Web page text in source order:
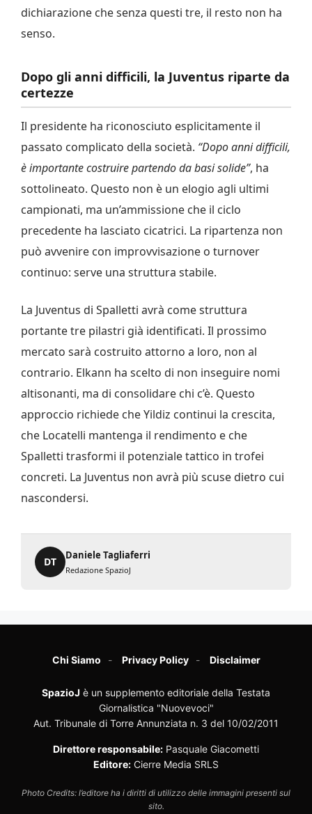
dichiarazione che senza questi tre, il resto non ha
senso.
Dopo gli anni difficili, la Juventus riparte da
certezze
Il presidente ha riconosciuto esplicitamente il
passato complicato della società. “Dopo anni difficili,
è importante costruire partendo da basi solide”, ha
sottolineato. Questo non è un elogio agli ultimi
campionati, ma un’ammissione che il ciclo
precedente ha lasciato cicatrici. La ripartenza non
può avvenire con improvvisazione o turnover
continuo: serve una struttura stabile.
La Juventus di Spalletti avrà come struttura
portante tre pilastri già identificati. Il prossimo
mercato sarà costruito attorno a loro, non al
contrario. Elkann ha scelto di non inseguire nomi
altisonanti, ma di consolidare chi c’è. Questo
approccio richiede che Yildiz continui la crescita,
che Locatelli mantenga il rendimento e che
Spalletti trasformi il potenziale tattico in trofei
concreti. La Juventus non avrà più scuse dietro cui
nascondersi.
DT
Daniele Tagliaferri
Redazione SpazioJ
Chi Siamo Privacy Policy Disclaimer
SpazioJ è un supplemento editoriale della Testata
Giornalistica "Nuovevoci"
Aut. Tribunale di Torre Annunziata n. 3 del 10/02/2011
Direttore responsabile: Pasquale Giacometti
Editore: Cierre Media SRLS
Photo Credits: l’editore ha i diritti di utilizzo delle immagini presenti sul
sito.